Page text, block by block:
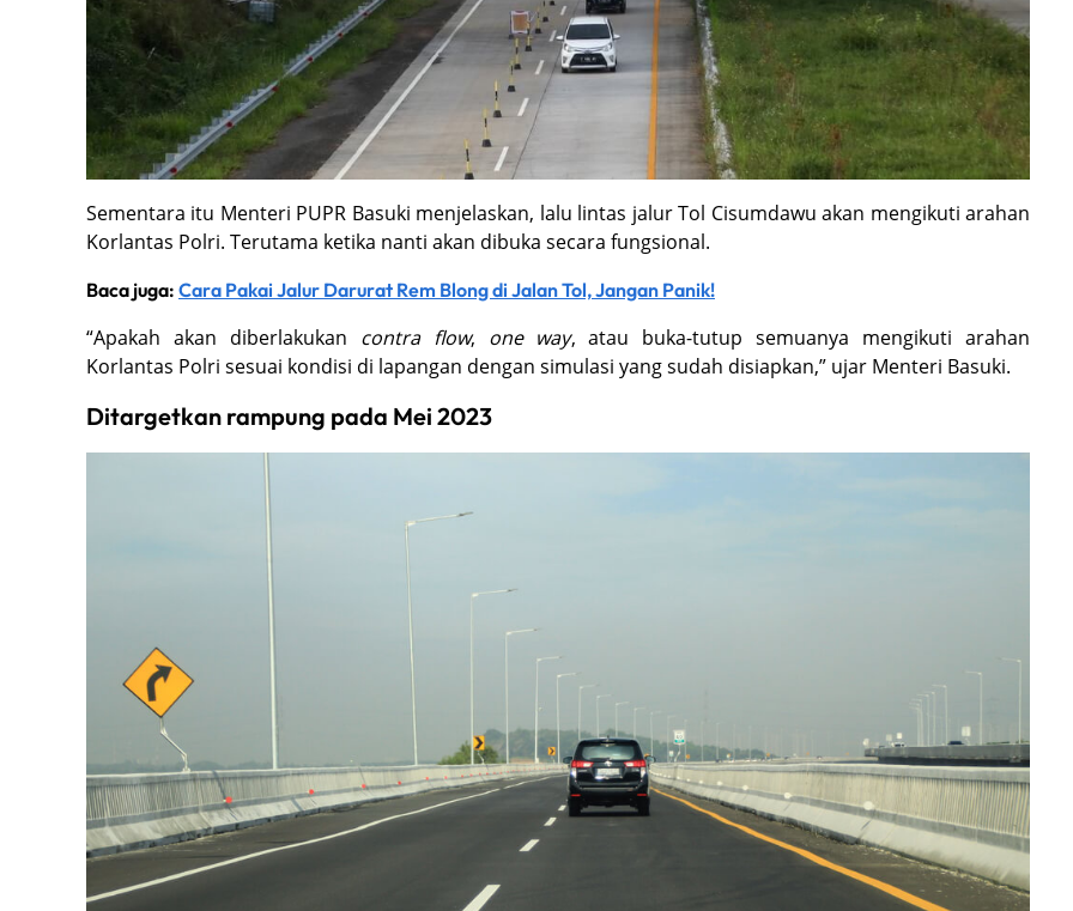
Sementara itu Menteri PUPR Basuki menjelaskan, lalu lintas jalur Tol Cisumdawu akan mengikuti arahan
Korlantas Polri. Terutama ketika nanti akan dibuka secara fungsional.
Baca juga: Cara Pakai Jalur Darurat Rem Blong di Jalan Tol, Jangan Panik!
“Apakah akan diberlakukan contra flow, one way, atau buka-tutup semuanya mengikuti arahan
Korlantas Polri sesuai kondisi di lapangan dengan simulasi yang sudah disiapkan,” ujar Menteri Basuki.
Ditargetkan rampung pada Mei 2023